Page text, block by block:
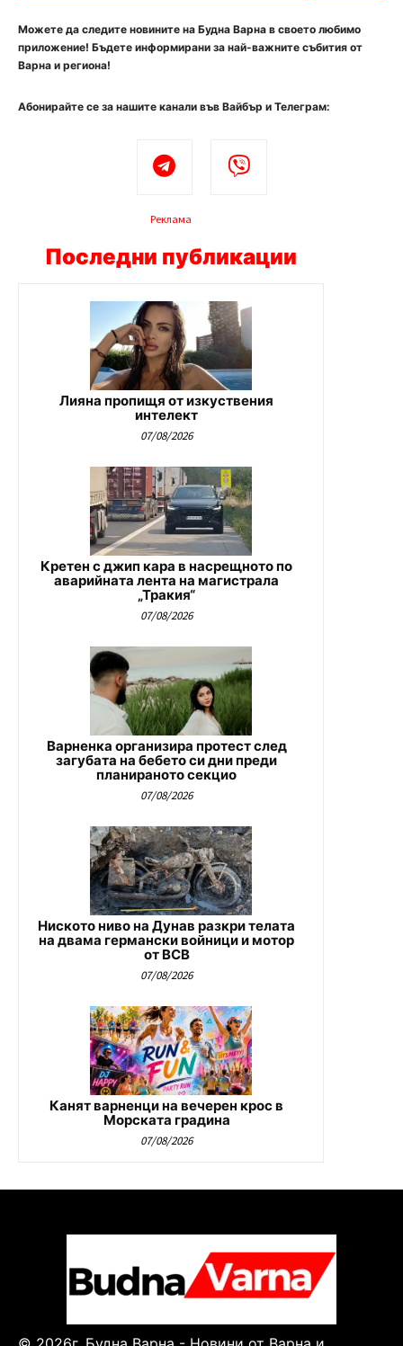
Можете да следите новините на Будна Варна в своето любимо
приложение! Бъдете информирани за най-важните събития от
Варна и региона!
Абонирайте се за нашите канали във Вайбър и Телеграм:
Реклама
Последни публикации
Лияна пропищя от изкуствения
интелект
07/08/2026
Кретен с джип кара в насрещното по
аварийната лента на магистрала
„Тракия“
07/08/2026
Варненка организира протест след
загубата на бебето си дни преди
планираното секцио
07/08/2026
Ниското ниво на Дунав разкри телата
на двама германски войници и мотор
от ВСВ
07/08/2026
Канят варненци на вечерен крос в
Морската градина
07/08/2026